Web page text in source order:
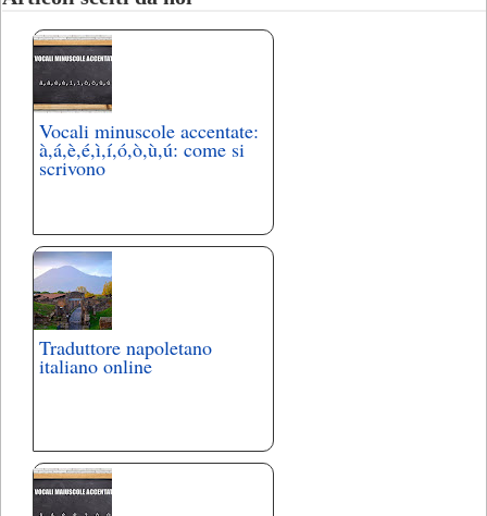
Vocali minuscole accentate:
à,á,è,é,ì,í,ó,ò,ù,ú: come si
scrivono
Traduttore napoletano
italiano online